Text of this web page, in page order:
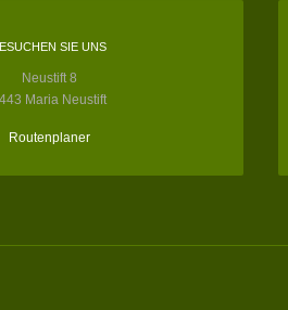
SIE UNS
Neustift 8
Maria Neustift
Routenplaner